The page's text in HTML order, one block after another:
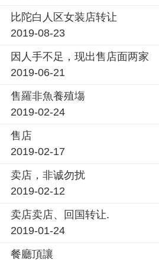
比陀白人区女装店转让
2019-08-23
因人手不足，现出售店面两家
2019-06-21
售羅非魚養殖塲
2019-02-24
售店
2019-02-17
卖店，非诚勿扰
2019-02-12
卖店卖店、回国转让.
2019-01-24
餐廳頂讓